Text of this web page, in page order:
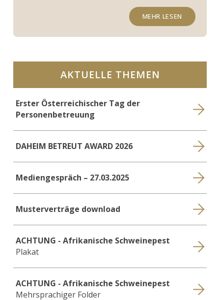
MEHR LESEN
AKTUELLE THEMEN
Erster Österreichischer Tag der
Personenbetreuung
DAHEIM BETREUT AWARD 2026
Mediengespräch – 27.03.2025
Musterverträge download
ACHTUNG - Afrikanische Schweinepest
Plakat
ACHTUNG - Afrikanische Schweinepest
Mehrsprachiger Folder